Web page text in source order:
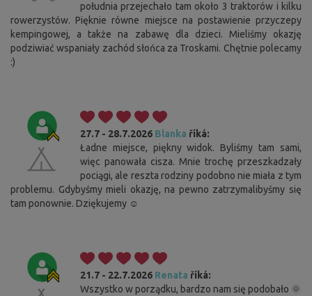
południa przejechało tam około 3 traktorów i kilku
rowerzystów. Pięknie równe miejsce na postawienie przyczepy
kempingowej, a także na zabawę dla dzieci. Mieliśmy okazję
podziwiać wspaniały zachód słońca za Troskami. Chętnie polecamy
:)
27.7 - 28.7.2026 Blanka říká:
Ładne miejsce, piękny widok. Byliśmy tam sami,
więc panowała cisza. Mnie trochę przeszkadzały
pociągi, ale reszta rodziny podobno nie miała z tym
problemu. Gdybyśmy mieli okazję, na pewno zatrzymalibyśmy się
tam ponownie. Dziękujemy ☺️
21.7 - 22.7.2026 Renata říká:
Wszystko w porządku, bardzo nam się podobało 🌞